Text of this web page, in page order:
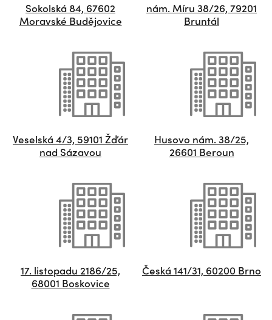
Sokolská 84, 67602
Moravské Budějovice
nám. Míru 38/26, 79201
Bruntál
Veselská 4/3, 59101 Žďár
nad Sázavou
Husovo nám. 38/25,
26601 Beroun
17. listopadu 2186/25,
68001 Boskovice
Česká 141/31, 60200 Brno